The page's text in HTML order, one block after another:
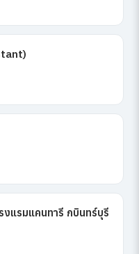
แรมแคนทารี กบินทร์บุรี